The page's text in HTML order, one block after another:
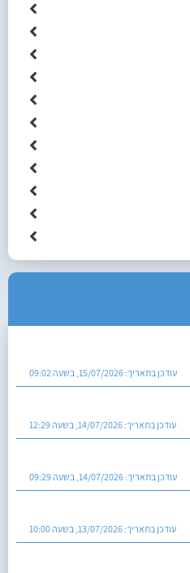
עודכן בתאריך: 15/07/2026, בשעה 09:02
עודכן בתאריך: 14/07/2026, בשעה 12:29
עודכן בתאריך: 14/07/2026, בשעה 09:29
עודכן בתאריך: 13/07/2026, בשעה 10:00